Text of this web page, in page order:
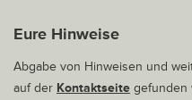
Eure Hinweise
Abgabe von Hinweisen und
auf der Kontaktseite gefunden